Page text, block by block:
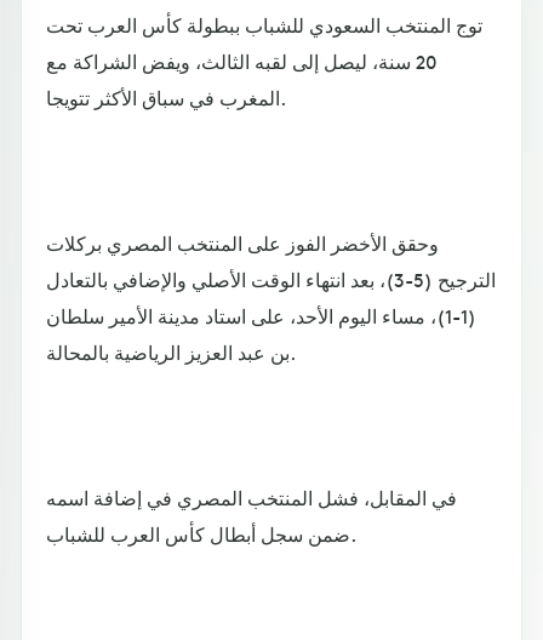
توج المنتخب السعودي للشباب ببطولة كأس العرب تحت
20 سنة، ليصل إلى لقبه الثالث، ويفض الشراكة مع
المغرب في سباق الأكثر تتويجا.
وحقق الأخضر الفوز على المنتخب المصري بركلات
الترجيح (5-3)، بعد انتهاء الوقت الأصلي والإضافي بالتعادل
(1-1)، مساء اليوم الأحد، على استاد مدينة الأمير سلطان
بن عبد العزيز الرياضية بالمحالة.
في المقابل، فشل المنتخب المصري في إضافة اسمه
ضمن سجل أبطال كأس العرب للشباب.